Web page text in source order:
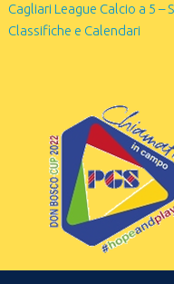
Cagliari League Calcio a 5 –
Classifiche e Calendari